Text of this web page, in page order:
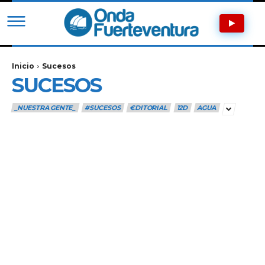
Inicio Sucesos
SUCESOS
_NUESTRA GENTE_ #SUCESOS €DITORIAL 12D AGUA